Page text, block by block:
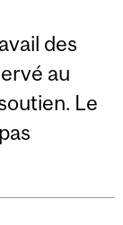
des
au
Le